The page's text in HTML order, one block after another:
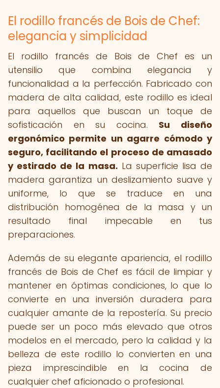
El rodillo francés de Bois de Chef:
elegancia y simplicidad
El rodillo francés de Bois de Chef es un
utensilio que combina elegancia y
funcionalidad a la perfección. Fabricado con
madera de alta calidad, este rodillo es ideal
para aquellos que buscan un toque de
sofisticación en su cocina. Su diseño
ergonómico permite un agarre cómodo y
seguro, facilitando el proceso de amasado
y estirado de la masa. La superficie lisa de
madera garantiza un deslizamiento suave y
uniforme, lo que se traduce en una
distribución homogénea de la masa y un
resultado final impecable en tus
preparaciones.
Además de su elegante apariencia, el rodillo
francés de Bois de Chef es fácil de limpiar y
mantener en óptimas condiciones, lo que lo
convierte en una inversión duradera para
cualquier amante de la repostería. Su precio
puede ser un poco más elevado que otros
modelos en el mercado, pero la calidad y la
belleza de este rodillo lo convierten en una
pieza imprescindible en la cocina de
cualquier chef aficionado o profesional.